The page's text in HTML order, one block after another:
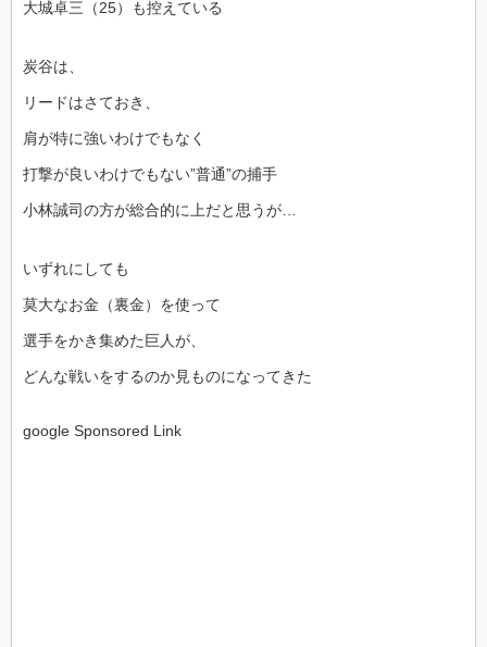
大城卓三（25）も控えている
炭谷は、
リードはさておき、
肩が特に強いわけでもなく
打撃が良いわけでもない”普通”の捕手
小林誠司の方が総合的に上だと思うが…
いずれにしても
莫大なお金（裏金）を使って
選手をかき集めた巨人が、
どんな戦いをするのか見ものになってきた
google Sponsored Link